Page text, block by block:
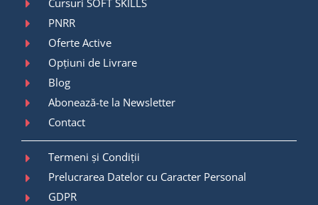
PNRR
Oferte Active
Opțiuni de Livrare
Blog
Abonează-te la Newsletter
Contact
Termeni și Condiții
Prelucrarea Datelor cu Caracter Personal
GDPR